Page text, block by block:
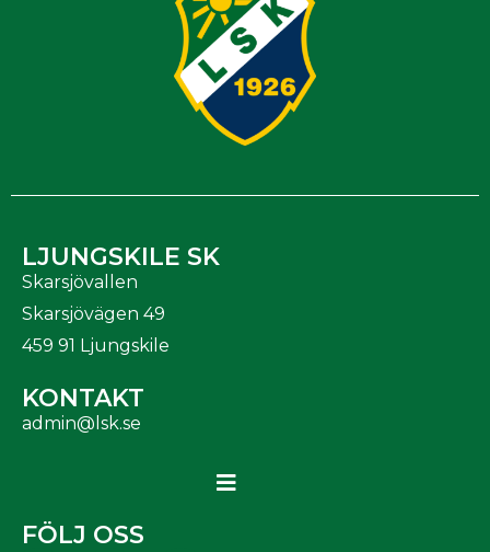
LJUNGSKILE SK
Skarsjövallen
Skarsjövägen 49
459 91 Ljungskile
KONTAKT
admin@lsk.se
FÖLJ OSS